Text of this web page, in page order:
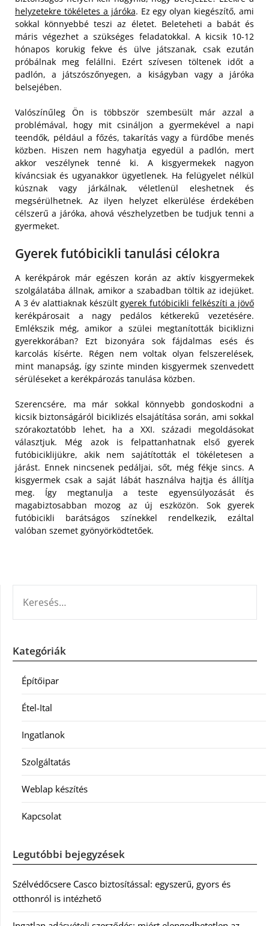
helyzetekre tökéletes a járóka. Ez egy olyan kiegészítő, ami
sokkal könnyebbé teszi az életet. Beleteheti a babát és
máris végezhet a szükséges feladatokkal. A kicsik 10-12
hónapos korukig fekve és ülve játszanak, csak ezután
próbálnak meg felállni. Ezért szívesen töltenek időt a
padlón, a játszószőnyegen, a kiságyban vagy a járóka
belsejében.
Valószínűleg Ön is többször szembesült már azzal a
problémával, hogy mit csináljon a gyermekével a napi
teendők, például a főzés, takarítás vagy a fürdőbe menés
közben. Hiszen nem hagyhatja egyedül a padlón, mert
akkor veszélynek tenné ki. A kisgyermekek nagyon
kíváncsiak és ugyanakkor ügyetlenek. Ha felügyelet nélkül
kúsznak vagy járkálnak, véletlenül eleshetnek és
megsérülhetnek. Az ilyen helyzet elkerülése érdekében
célszerű a járóka, ahová vészhelyzetben be tudjuk tenni a
gyermeket.
Gyerek futóbicikli tanulási célokra
A kerékpárok már egészen korán az aktív kisgyermekek
szolgálatába állnak, amikor a szabadban töltik az idejüket.
A 3 év alattiaknak készültgyerek futóbicikli felkészíti a jövő
kerékpárosait a nagy pedálos kétkerekű vezetésére.
Emlékszik még, amikor a szülei megtanították biciklizni
gyerekkorában? Ezt bizonyára sok fájdalmas esés és
karcolás kísérte. Régen nem voltak olyan felszerelések,
mint manapság, így szinte minden kisgyermek szenvedett
sérüléseket a kerékpározás tanulása közben.
Szerencsére, ma már sokkal könnyebb gondoskodni a
kicsik biztonságáról biciklizés elsajátítása során, ami sokkal
szórakoztatóbb lehet, ha a XXI. századi megoldásokat
választjuk. Még azok is felpattanhatnak első gyerek
futóbiciklijükre, akik nem sajátították el tökéletesen a
járást. Ennek nincsenek pedáljai, sőt, még fékje sincs. A
kisgyermek csak a saját lábát használva hajtja és állítja
meg. Így megtanulja a teste egyensúlyozását és
magabiztosabban mozog az új eszközön. Sok gyerek
futóbicikli barátságos színekkel rendelkezik, ezáltal
valóban szemet gyönyörködtetőek.
Kategóriák
Építőipar
Étel-Ital
Ingatlanok
Szolgáltatás
Weblap készítés
Kapcsolat
Legutóbbi bejegyzések
Szélvédőcsere Casco biztosítással: egyszerű, gyors és
otthonról is intézhető